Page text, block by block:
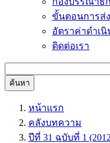
ขั้นตอนการส่
อัตราค่าดำเ
ติดต่อเรา
ค้นหา
หน้าแรก
คลังบทความ
ปีที่ 31 ฉบับที่ 1